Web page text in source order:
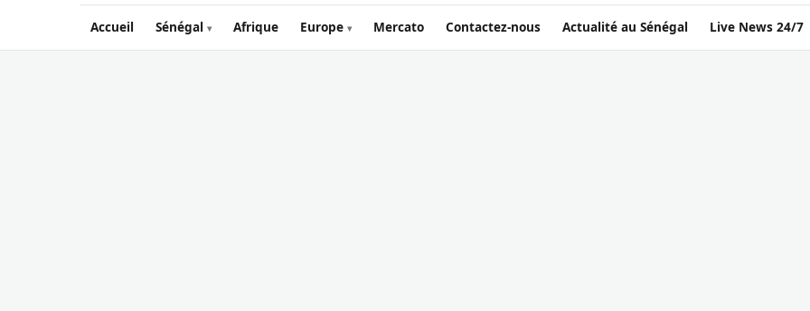
Accueil Sénégal Afrique Europe Mercato Contactez-nous Actualité au Sénégal Live News 24/7